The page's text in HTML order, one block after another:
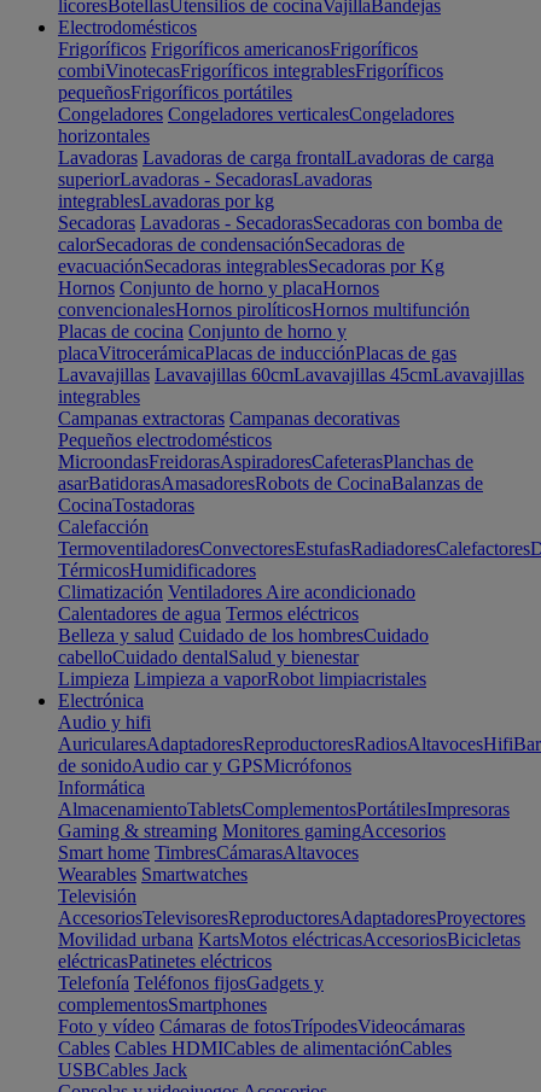
licoresBotellasUtensilios de cocinaVajillaBandejas
Electrodomésticos
Frigoríficos Frigoríficos americanosFrigoríficos
combiVinotecasFrigoríficos integrablesFrigoríficos
pequeñosFrigoríficos portátiles
Congeladores Congeladores verticalesCongeladores
horizontales
Lavadoras Lavadoras de carga frontalLavadoras de carga
superiorLavadoras - SecadorasLavadoras
integrablesLavadoras por kg
Secadoras Lavadoras - SecadorasSecadoras con bomba de
calorSecadoras de condensaciónSecadoras de
evacuaciónSecadoras integrablesSecadoras por Kg
Hornos Conjunto de horno y placaHornos
convencionalesHornos pirolíticosHornos multifunción
Placas de cocina Conjunto de horno y
placaVitrocerámicaPlacas de inducciónPlacas de gas
Lavavajillas Lavavajillas 60cmLavavajillas 45cmLavavajillas
integrables
Campanas extractoras Campanas decorativas
Pequeños electrodomésticos
MicroondasFreidorasAspiradoresCafeterasPlanchas de
asarBatidorasAmasadoresRobots de CocinaBalanzas de
CocinaTostadoras
Calefacción
TermoventiladoresConvectoresEstufasRadiadoresCalefactores
TérmicosHumidificadores
Climatización Ventiladores Aire acondicionado
Calentadores de agua Termos eléctricos
Belleza y salud Cuidado de los hombresCuidado
cabelloCuidado dentalSalud y bienestar
Limpieza Limpieza a vaporRobot limpiacristales
Electrónica
Audio y hifi
AuricularesAdaptadoresReproductoresRadiosAltavocesHifi
de sonidoAudio car y GPSMicrófonos
Informática
AlmacenamientoTabletsComplementosPortátilesImpresoras
Gaming & streaming Monitores gamingAccesorios
Smart home TimbresCámarasAltavoces
Wearables Smartwatches
Televisión
AccesoriosTelevisoresReproductoresAdaptadoresProyectores
Movilidad urbana KartsMotos eléctricasAccesoriosBicicletas
eléctricasPatinetes eléctricos
Telefonía Teléfonos fijosGadgets y
complementosSmartphones
Foto y vídeo Cámaras de fotosTrípodesVideocámaras
Cables Cables HDMICables de alimentaciónCables
USBCables Jack